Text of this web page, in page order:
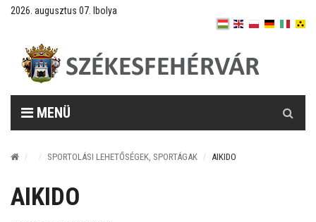
2026. augusztus 07. Ibolya
MENÜ
SPORTOLÁSI LEHETŐSÉGEK, SPORTÁGAK AIKIDO
AIKIDO